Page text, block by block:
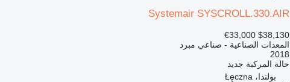
Systemair SYSCROLL.330.AIR
$38,130
€33,000
المعدات الصناعية - صناعي مبرد
2018
حالة المركبة جديد
بولندا، Łęczna